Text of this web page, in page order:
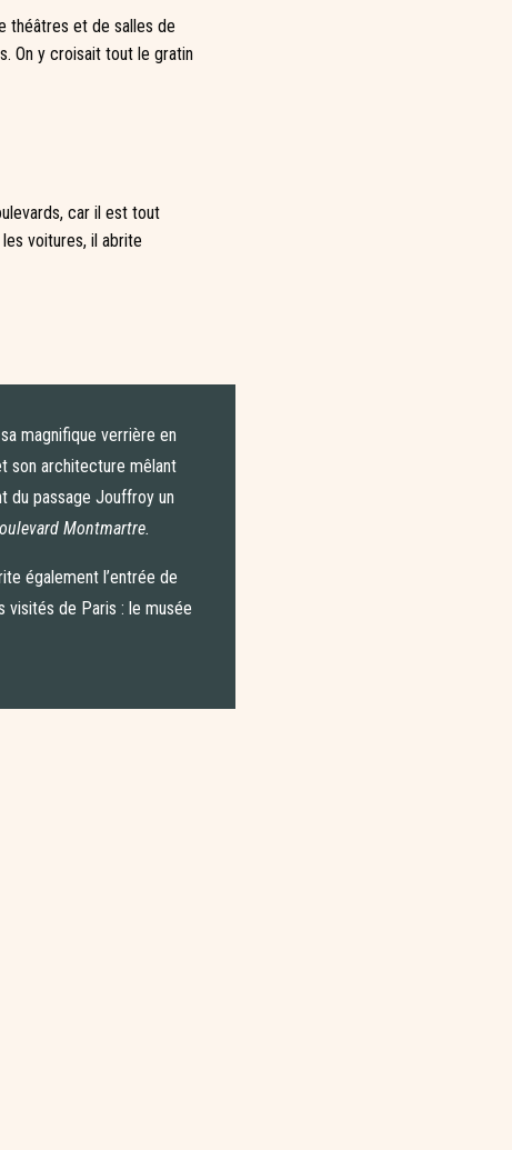
théâtres et de salles de
On y croisait tout le gratin
car il est tout
voitures, il abrite
magnifique verrière en
son architecture mêlant
du passage Jouffroy un
Montmartre.
également l’entrée de
visités de Paris : le musée